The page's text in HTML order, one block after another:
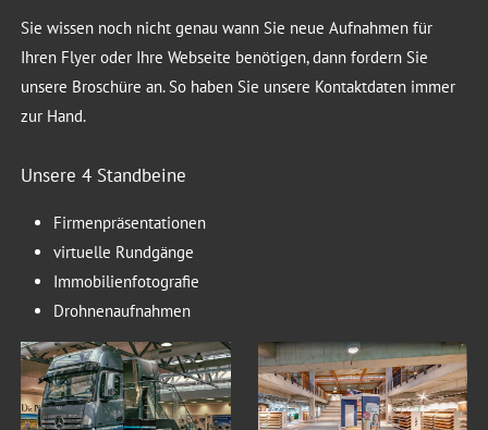
Sie wissen noch nicht genau wann Sie neue Aufnahmen für
Ihren Flyer oder Ihre Webseite benötigen, dann fordern Sie
unsere Broschüre an. So haben Sie unsere Kontaktdaten immer
zur Hand.
Unsere 4 Standbeine
Firmenpräsentationen
virtuelle Rundgänge
Immobilienfotografie
Drohnenaufnahmen